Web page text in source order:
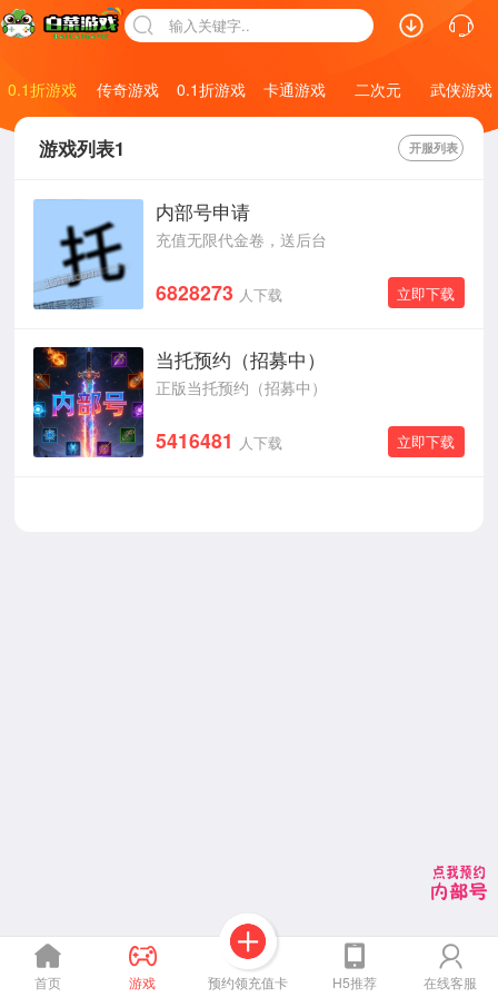
首页 游戏 预约领充值卡 H5推荐 在线客服
输入关键字..
0.1折游戏
仙侠游戏 传奇游戏 0.1折游戏 卡通游戏 二次元 武侠游戏
游戏列表1 开服列表
内部号申请
充值无限代金卷，送后台
6828273 人下载 立即下载
当托预约（招募中）
正版当托预约（招募中）
5416481 人下载 立即下载